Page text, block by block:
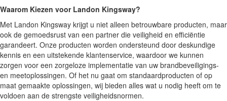
Waarom Kiezen voor Landon Kingsway?
Met Landon Kingsway krijgt u niet alleen betrouwbare producten, maar
ook de gemoedsrust van een partner die veiligheid en efficiëntie
garandeert. Onze producten worden ondersteund door deskundige
kennis en een uitstekende klantenservice, waardoor we kunnen
zorgen voor een zorgeloze implementatie van uw brandbeveiligings-
en meetoplossingen. Of het nu gaat om standaardproducten of op
maat gemaakte oplossingen, wij bieden alles wat u nodig heeft om te
voldoen aan de strengste veiligheidsnormen.